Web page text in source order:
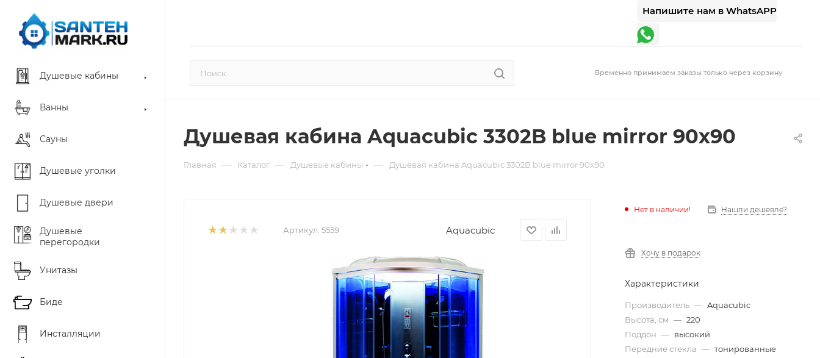
Напишите нам в WhatsAPP
Временно принимаем заказы только через корзину
Душевые кабины
Ванны
Сауны
Душевые уголки
Душевые двери
Душевые
перегородки
Унитазы
Биде
Инсталляции
Душевая кабина Aquacubic 3302B blue mirror 90х90
Главная — Каталог — Душевые кабины — Душевая кабина Aquacubic 3302B blue mirror 90х90
Артикул: 5559 Aquacubic
Нет в наличии! Нашли дешевле?
Хочу в подарок
Характеристики
Производитель — Aquacubic
Высота, см — 220
Поддон — высокий
Передние стекла — тонированные